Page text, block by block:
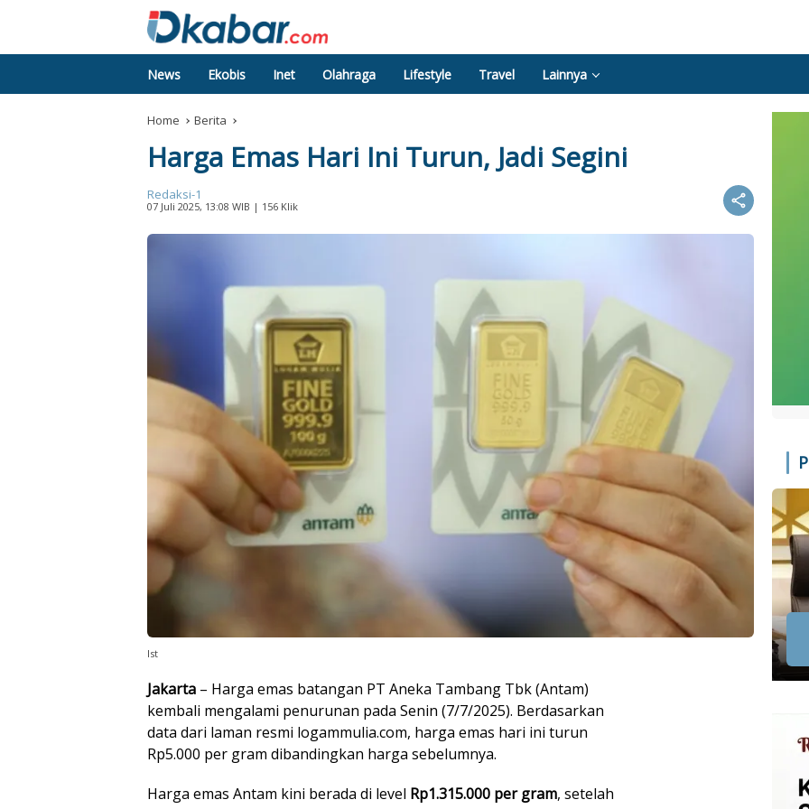
News Ekobis Inet Olahraga Lifestyle Travel Lainnya
Home Berita
Harga Emas Hari Ini Turun, Jadi Segini
Redaksi-1
07 Juli 2025, 13:08 WIB | 156 Klik
Ist
Jakarta – Harga emas batangan PT Aneka Tambang Tbk (Antam)
kembali mengalami penurunan pada Senin (7/7/2025). Berdasarkan
data dari laman resmi logammulia.com, harga emas hari ini turun
Rp5.000 per gram dibandingkan harga sebelumnya.
Harga emas Antam kini berada di level Rp1.315.000 per gram, setelah